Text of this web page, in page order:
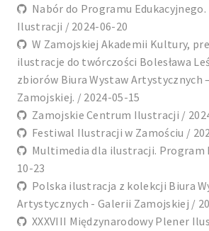
Nabór do Programu
Ilustracji / 2024-06-20
W Zamojskiej Akademii Kultury,
ilustracje do twórczości Bolesława
zbiorów Biura Wystaw Artystycznych
Zamojskiej. / 2024-05-15
Zamojskie Centrum Ilustracji /
Festiwal Ilustracji w Zamościu /
Multimedia dla ilustracji. Program
10-23
Polska ilustracja z kolekcji Biura
Artystycznych - Galerii Zamojskiej /
XXXVIII Międzynarodowy Plener